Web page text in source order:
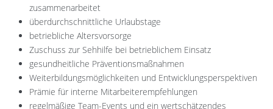
zusammenarbeitet
überdurchschnittliche Urlaubstage
betriebliche Altersvorsorge
Zuschuss zur Sehhilfe bei betrieblichem Einsatz
gesundheitliche Präventionsmaßnahmen
Weiterbildungsmöglichkeiten und Entwicklungsperspektiven
Prämie für interne Mitarbeiterempfehlungen
regelmäßige Team-Events und ein wertschätzendes